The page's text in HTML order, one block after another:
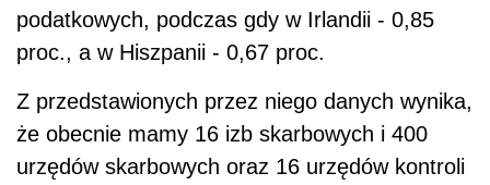
podatkowych, podczas gdy w Irlandii - 0,85
proc., a w Hiszpanii - 0,67 proc.
Z przedstawionych przez niego danych wynika,
że obecnie mamy 16 izb skarbowych i 400
urzędów skarbowych oraz 16 urzędów kontroli